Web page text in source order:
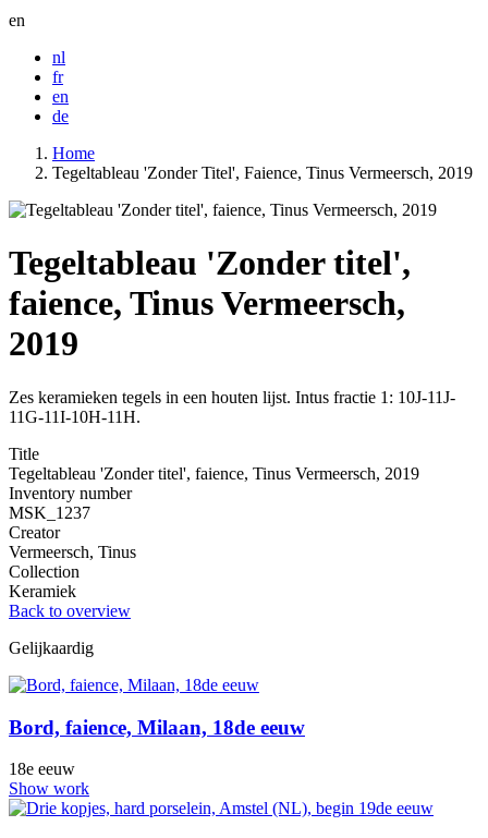
en
nl
fr
en
de
Home
Tegeltableau 'Zonder Titel', Faience, Tinus Vermeersch, 2019
Tegeltableau 'Zonder titel',
faience, Tinus Vermeersch,
2019
Zes keramieken tegels in een houten lijst. Intus fractie 1: 10J-11J-
11G-11I-10H-11H.
Title
Tegeltableau 'Zonder titel', faience, Tinus Vermeersch, 2019
Inventory number
MSK_1237
Creator
Vermeersch, Tinus
Collection
Keramiek
Back to overview
Gelijkaardig
Bord, faience, Milaan, 18de eeuw
18e eeuw
Show work